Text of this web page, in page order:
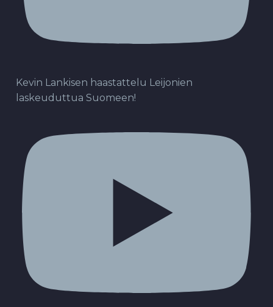
Kevin Lankisen haastattelu Leijonien
laskeuduttua Suomeen!